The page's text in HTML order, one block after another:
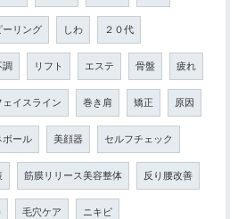
ーリング しわ ２０代
調 リフト エステ 骨盤 疲れ
ェイスライン 巻き肩 矯正 原因
ボール 美顔器 セルフチェック
筋膜リリース美容整体 反り腰改善
毛穴ケア ニキビ